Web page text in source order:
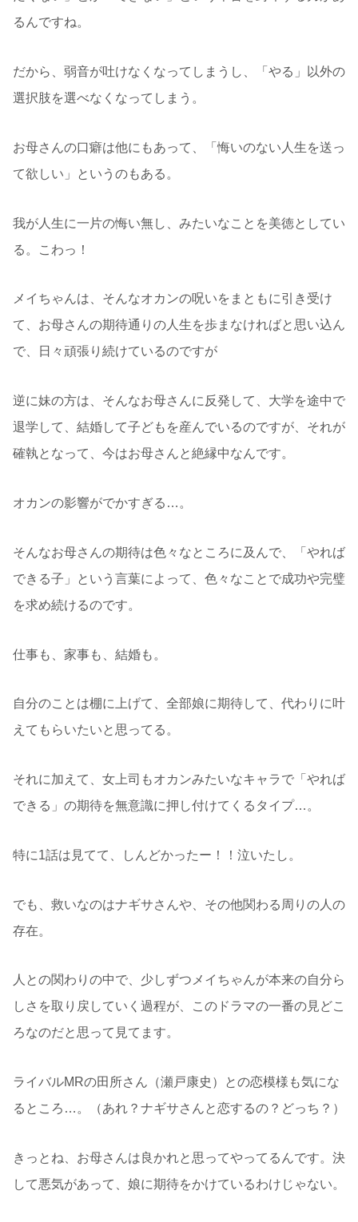
るんですね。
だから、弱音が吐けなくなってしまうし、「やる」以外の
選択肢を選べなくなってしまう。
お母さんの口癖は他にもあって、「悔いのない人生を送っ
て欲しい」というのもある。
我が人生に一片の悔い無し、みたいなことを美徳としてい
る。こわっ！
メイちゃんは、そんなオカンの呪いをまともに引き受け
て、お母さんの期待通りの人生を歩まなければと思い込ん
で、日々頑張り続けているのですが
逆に妹の方は、そんなお母さんに反発して、大学を途中で
退学して、結婚して子どもを産んでいるのですが、それが
確執となって、今はお母さんと絶縁中なんです。
オカンの影響がでかすぎる…。
そんなお母さんの期待は色々なところに及んで、「やれば
できる子」という言葉によって、色々なことで成功や完璧
を求め続けるのです。
仕事も、家事も、結婚も。
自分のことは棚に上げて、全部娘に期待して、代わりに叶
えてもらいたいと思ってる。
それに加えて、女上司もオカンみたいなキャラで「やれば
できる」の期待を無意識に押し付けてくるタイプ…。
特に1話は見てて、しんどかったー！！泣いたし。
でも、救いなのはナギサさんや、その他関わる周りの人の
存在。
人との関わりの中で、少しずつメイちゃんが本来の自分ら
しさを取り戻していく過程が、このドラマの一番の見どこ
ろなのだと思って見てます。
ライバルMRの田所さん（瀬戸康史）との恋模様も気にな
るところ…。（あれ？ナギサさんと恋するの？どっち？）
きっとね、お母さんは良かれと思ってやってるんです。決
して悪気があって、娘に期待をかけているわけじゃない。